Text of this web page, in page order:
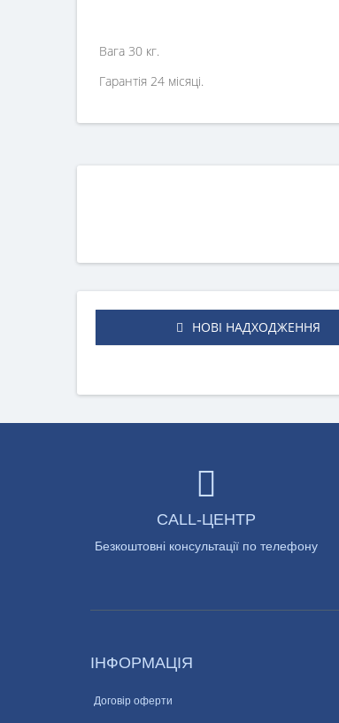
Вага 30 кг.
Гарантія 24 місяці.
НОВІ НАДХОДЖЕННЯ
CALL-ЦЕНТР
Безкоштовні консультації по телефону
ІНФОРМАЦІЯ
Договір оферти